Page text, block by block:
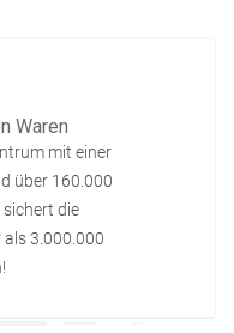
Waren
mit einer
über 160.000
die
3.000.000